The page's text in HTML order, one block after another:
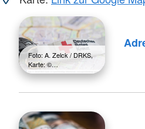
Foto: A. Zelck / DRKS,
Karte: ©…